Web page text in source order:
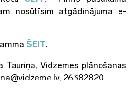
nosūtīsim atgādinājuma e-
ŠEIT.
Tauriņa, Vidzemes plānošanas
26382820.